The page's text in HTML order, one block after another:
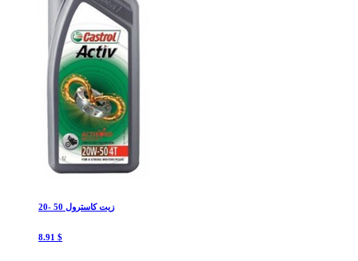
زيت كاسترول 50 -20
8.91 $